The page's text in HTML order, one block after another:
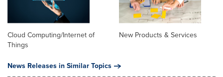
Cloud Computing/Internet of
Things
New Products & Services
News Releases in Similar Topics